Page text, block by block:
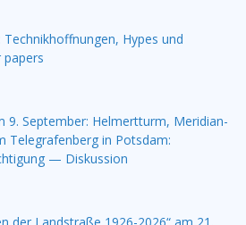
Technikhoffnungen, Hypes und
papers
9. September: Helmertturm, Meridian-
Telegrafenberg in Potsdam:
— Diskussion
der Landstraße 1926-2026“ am 21.